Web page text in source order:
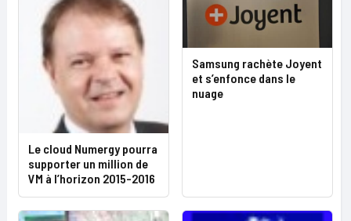
Le cloud Numergy pourra
supporter un million de
VM à l’horizon 2015-2016
Samsung rachète Joyent
et s’enfonce dans le
nuage